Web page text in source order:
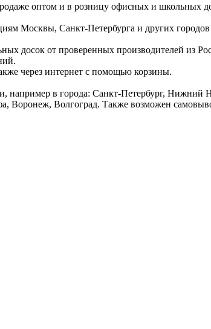
оптом и в розницу офисных и школьных
Москвы, Санкт-Петербурга и других
досок от проверенных производителей
через интернет с помощью корзины.
например в города: Санкт-Петербург,
Воронеж, Волгоград. Также возможен